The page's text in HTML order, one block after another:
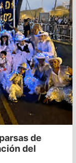
de
del